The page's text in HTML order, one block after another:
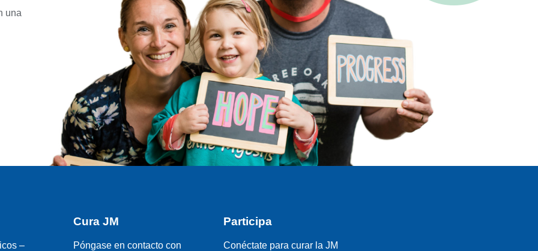
una
–
Cura JM
Póngase en contacto con
Participa
Conéctate para curar la JM